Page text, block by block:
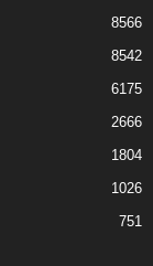
8566
8542
6175
2666
1804
1026
751